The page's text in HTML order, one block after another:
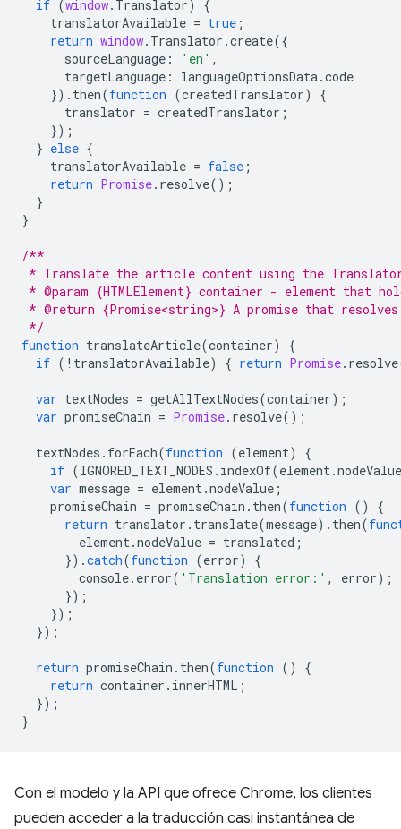
if (window. Translator )
{
translatorAvailable = true ;
return window. Translator .create({
sourceLanguage : 'en' ,
targetLanguage : languageOptionsData.code
}). then(function (createdTranslator)
{
translator = createdTranslator ;
});
} else {
translatorAvailable = false ;
return Promise. resolve();
}
}
/**
* Translate the article content using the
* @param {HTMLElement} container - element that
* @return {Promise<string>} A promise that
*/
function translateArticle(container)
{
if ( ! translatorAvailable) { return Promise. resolve
var textNodes = getAllTextNodes(container);
var promiseChain = Promise. resolve();
textNodes . forEach(function (element)
{
if (IGNORED_TEXT_NODES . indexOf(element.nodeValue
var message = element.nodeValue ;
promiseChain = promiseChain . then(function ()
{
return translator . translate(message). then(
element.nodeValue = translated ;
}).catch(function (error)
{
console. error( 'Translation error:' , error);
});
});
});
return promiseChain . then(function ()
{
return container . innerHTML ;
});
}
Con el modelo y la API que ofrece Chrome, los clientes
pueden acceder a la traducción casi instantánea de